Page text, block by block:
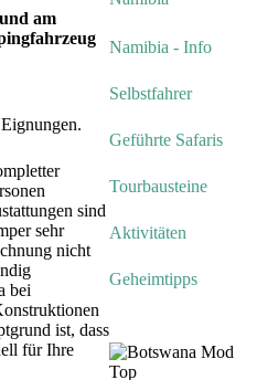
am
sind
sehr
nicht
bei
ist, dass
für Ihre
Namibia - Info
Selbstfahrer
Geführte Safaris
Tourbausteine
Aktivitäten
Geheimtipps